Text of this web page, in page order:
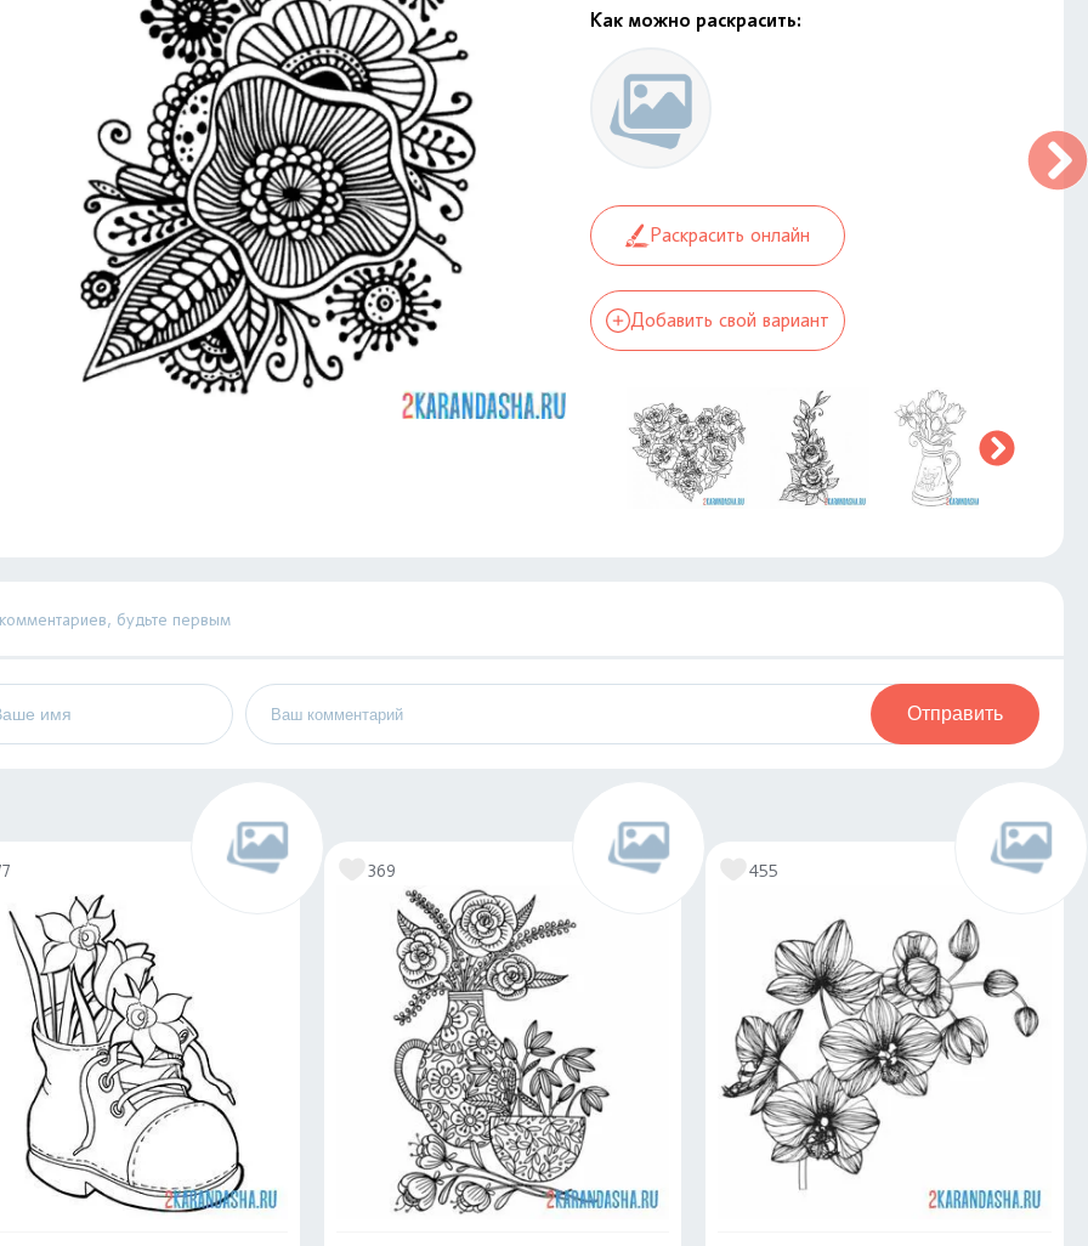
Как можно раскрасить:
Раскрасить онлайн
Добавить свой вариант
будьте первым
Отправить
369 455